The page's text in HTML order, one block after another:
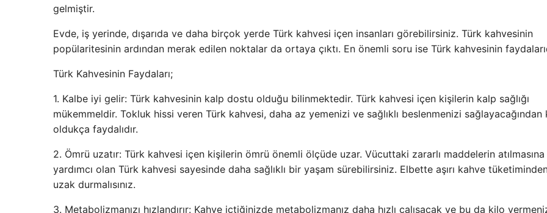
gelmiştir.
Evde, iş yerinde, dışarıda ve daha birçok yerde Türk kahvesi içen insanları görebilirsiniz. Türk kahvesinin
popülaritesinin ardından merak edilen noktalar da ortaya çıktı. En önemli soru ise Türk kahvesinin
Türk Kahvesinin Faydaları;
1. Kalbe iyi gelir: Türk kahvesinin kalp dostu olduğu bilinmektedir. Türk kahvesi içen kişilerin kalp sağlığı
mükemmeldir. Tokluk hissi veren Türk kahvesi, daha az yemenizi ve sağlıklı beslenmenizi sağlayacağından
oldukça faydalıdır.
2. Ömrü uzatır: Türk kahvesi içen kişilerin ömrü önemli ölçüde uzar. Vücuttaki zararlı maddelerin atılmasına
yardımcı olan Türk kahvesi sayesinde daha sağlıklı bir yaşam sürebilirsiniz. Elbette aşırı kahve
uzak durmalısınız.
3. Metabolizmanızı hızlandırır: Kahve içtiğinizde metabolizmanız daha hızlı çalışacak ve bu da kilo